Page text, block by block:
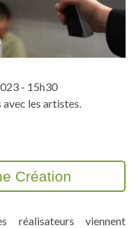
- 15h30
avec les artistes.
Création
réalisateurs viennent